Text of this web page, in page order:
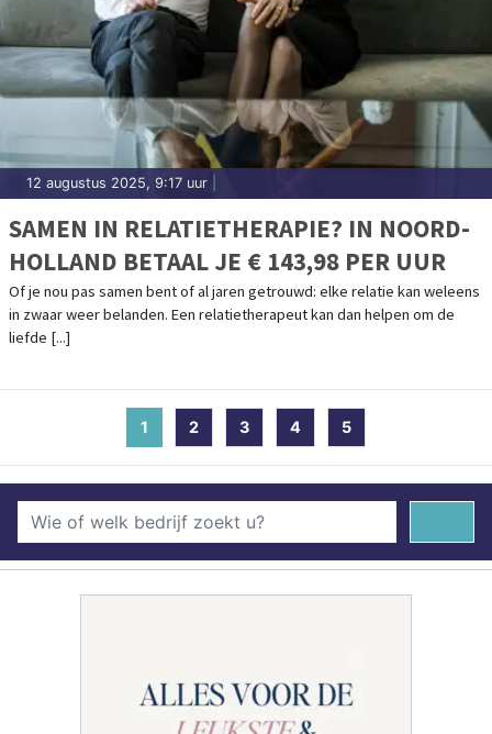
12 augustus 2025, 9:17 uur
SAMEN IN RELATIETHERAPIE? IN NOORD-
HOLLAND BETAAL JE € 143,98 PER UUR
Of je nou pas samen bent of al jaren getrouwd: elke relatie kan weleens
in zwaar weer belanden. Een relatietherapeut kan dan helpen om de
liefde [...]
1 (current)
2 3 4 5